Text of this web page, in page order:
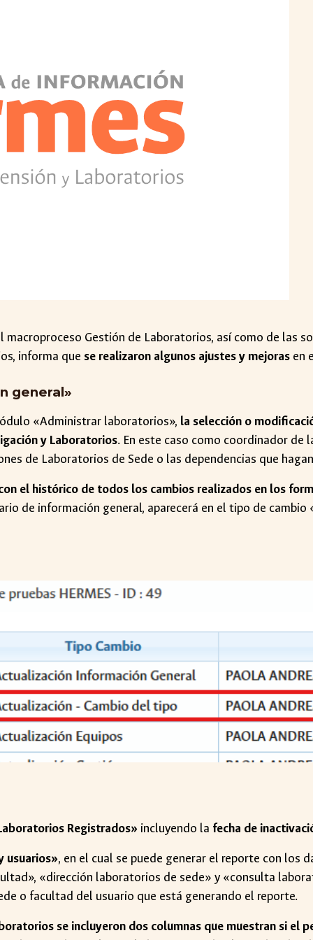
macroproceso Gestión de Laboratorios, así como de las
informa que se realizaron algunos ajustes y mejoras en
general»
«Administrar laboratorios», la selección o
y Laboratorios. En este caso como coordinador de
de Laboratorios de Sede o las dependencias que
el histórico de todos los cambios realizados en los
de información general, aparecerá en el tipo de cambio
Registrados» incluyendo la fecha de
usuarios», en el cual se puede generar el reporte con los
«dirección laboratorios de sede» y «consulta
o facultad del usuario que está generando el reporte.
se incluyeron dos columnas que muestran si el